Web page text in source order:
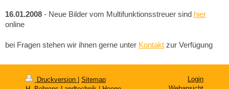
16.01.2008 - Neue Bilder vom Multifunktionsstreuer sind hier
online
bei Fragen stehen wir ihnen gerne unter Kontakt zur Verfügung
Druckversion
Sitemap
Login